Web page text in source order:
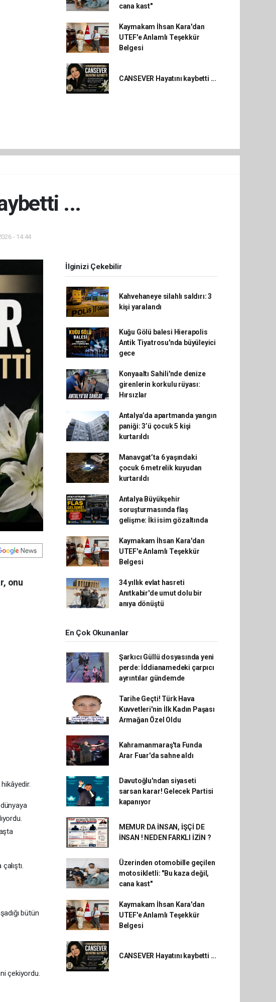
cana kast"
Kaymakam İhsan Kara'dan
UTEF'e Anlamlı Teşekkür
Belgesi
CANSEVER Hayatını kaybetti ...
...
- 14:44
onu
bütün
çekiyordu.
İlginizi Çekebilir
Kahvehaneye silahlı saldırı: 3
kişi yaralandı
Kuğu Gölü balesi Hierapolis
Antik Tiyatrosu'nda büyüleyici
gece
Konyaaltı Sahili'nde denize
girenlerin korkulu rüyası:
Hırsızlar
Antalya’da apartmanda yangın
paniği: 3’ü çocuk 5 kişi
kurtarıldı
Manavgat’ta 6 yaşındaki
çocuk 6 metrelik kuyudan
kurtarıldı
Antalya Büyükşehir
soruşturmasında flaş
gelişme: İki isim gözaltında
Kaymakam İhsan Kara'dan
UTEF'e Anlamlı Teşekkür
Belgesi
34 yıllık evlat hasreti
Anıtkabir'de umut dolu bir
anıya dönüştü
En Çok Okunanlar
Şarkıcı Güllü dosyasında yeni
perde: İddianamedeki çarpıcı
ayrıntılar gündemde
Tarihe Geçti! Türk Hava
Kuvvetleri'nin İlk Kadın Paşası
Armağan Özel Oldu
Kahramanmaraş'ta Funda
Arar Fuar'da sahne aldı
Davutoğlu'ndan siyaseti
sarsan karar! Gelecek Partisi
kapanıyor
MEMUR DA İNSAN, İŞÇİ DE
İNSAN ! NEDEN FARKLI İZİN ?
Üzerinden otomobille geçilen
motosikletli: "Bu kaza değil,
cana kast"
Kaymakam İhsan Kara'dan
UTEF'e Anlamlı Teşekkür
Belgesi
CANSEVER Hayatını kaybetti ...